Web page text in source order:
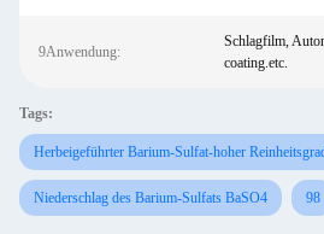
9Anwendung:
Schlagfilm,
coating.etc.
Tags:
Herbeigeführter Barium-Sulfat-hoher
Niederschlag des Barium-Sulfats BaSO4 98